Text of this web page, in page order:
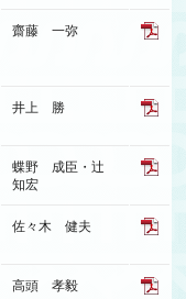
齋藤 一弥
井上 勝
蝶野 成臣・辻
知宏
佐々木 健夫
高頭 孝毅